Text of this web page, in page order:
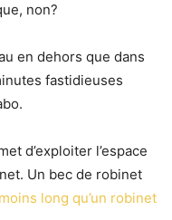
non?
en dehors que dans
fastidieuses
d’exploiter l’espace
Un bec de robinet
long qu’un robinet